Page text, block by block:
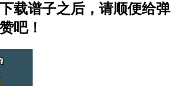
载谱子之后，请顺便给弹
吧！